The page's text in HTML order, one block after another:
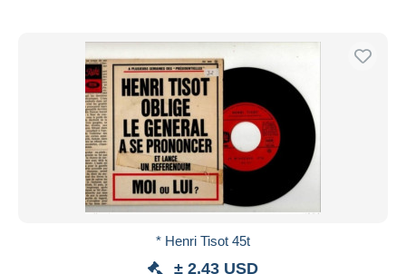
* Henri Tisot 45t
± 2,43 USD